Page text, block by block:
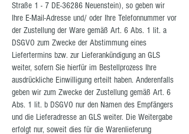
Straße 1 - 7 DE-36286 Neuenstein), so geben wir
Ihre E-Mail-Adresse und/ oder Ihre Telefonnummer vor
der Zustellung der Ware gemäß Art. 6 Abs. 1 lit. a
DSGVO zum Zwecke der Abstimmung eines
Liefertermins bzw. zur Lieferankündigung an GLS
weiter, sofern Sie hierfür im Bestellprozess Ihre
ausdrückliche Einwilligung erteilt haben. Anderenfalls
geben wir zum Zwecke der Zustellung gemäß Art. 6
Abs. 1 lit. b DSGVO nur den Namen des Empfängers
und die Lieferadresse an GLS weiter. Die Weitergabe
erfolgt nur, soweit dies für die Warenlieferung